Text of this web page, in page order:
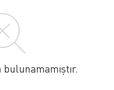
bulunamamıştır.